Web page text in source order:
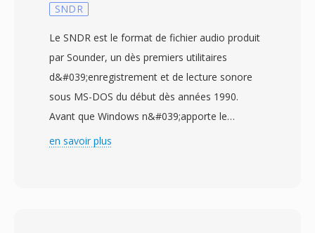
SNDR
Le SNDR est le format de fichier audio produit
par Sounder, un dès premiers utilitaires
d&#039;enregistrement et de lecture sonore
sous MS-DOS du début dès années 1990.
Avant que Windows n&#039;apporte le
multimédia au grand public, Sounder faisait
en savoir plus